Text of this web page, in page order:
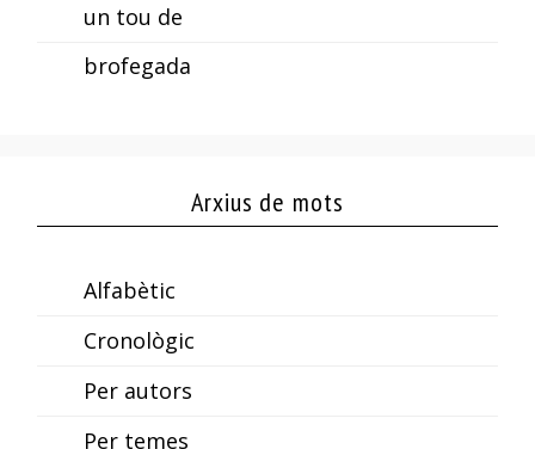
un tou de
brofegada
Arxius de mots
Alfabètic
Cronològic
Per autors
Per temes